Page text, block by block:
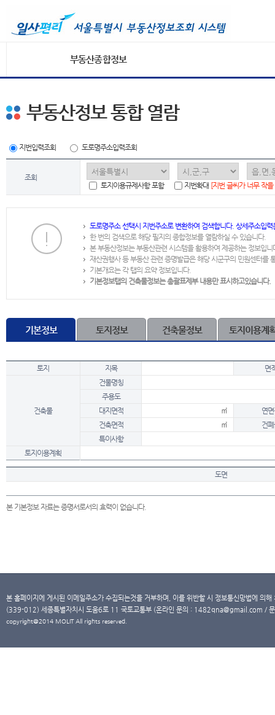
부동산종합정보
부동산정보 통합 열람
지번입력조회 도로명주소입력조회
조회
토지이용규제사항 포함
지번확대 [지번 글씨가 너무 작
도로명주소 선택시 지번주소로 변환하여 검색합니다. 상세주소입
한 번의 검색으로 해당 필지의 종합정보를 열람하실 수 있습니다.
본 부동산정보는 부동산관련 시스템을 활용하여 제공하는 정보입니
재산권행사 등 부동산 관련 증명발급은 해당 시군구의 민원센터를
기본개요는 각 탭의 요약 정보입니다.
기본정보탭의 건축물정보는 총괄표제부 내용만 표시하고있습니다.
기본정보 토지정보 건축물정보 토지이용계
토지 지목 면
건축물
건물명칭
주용도
대지면적
㎡
연
건축면적
㎡
건
특이사항
토지이용계획
도면
본 기본정보 자료는 증명서로서의 효력이 없습니다.
본 홈페이지에 게시된 이메일주소가 수집되는것을 거부하며, 이를 위반할 시 정보통신망법에 의
(339-012) 세종특별자치시 도움6로 11 국토교통부 (온라인 문의 : 1482qna@gmail.com /
copyright@2014 MOLIT All rights reserved.